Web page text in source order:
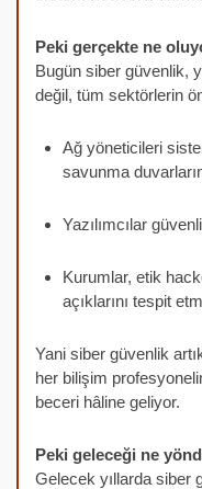
Peki gerçekte ne
Bugün siber güvenlik,
değil, tüm sektörlerin
Ağ yöneticileri
savunma
Yazılımcılar
Kurumlar, etik
açıklarını tespit
Yani siber güvenlik
her bilişim
beceri hâline geliyor.
Peki geleceği ne
Gelecek yıllarda siber